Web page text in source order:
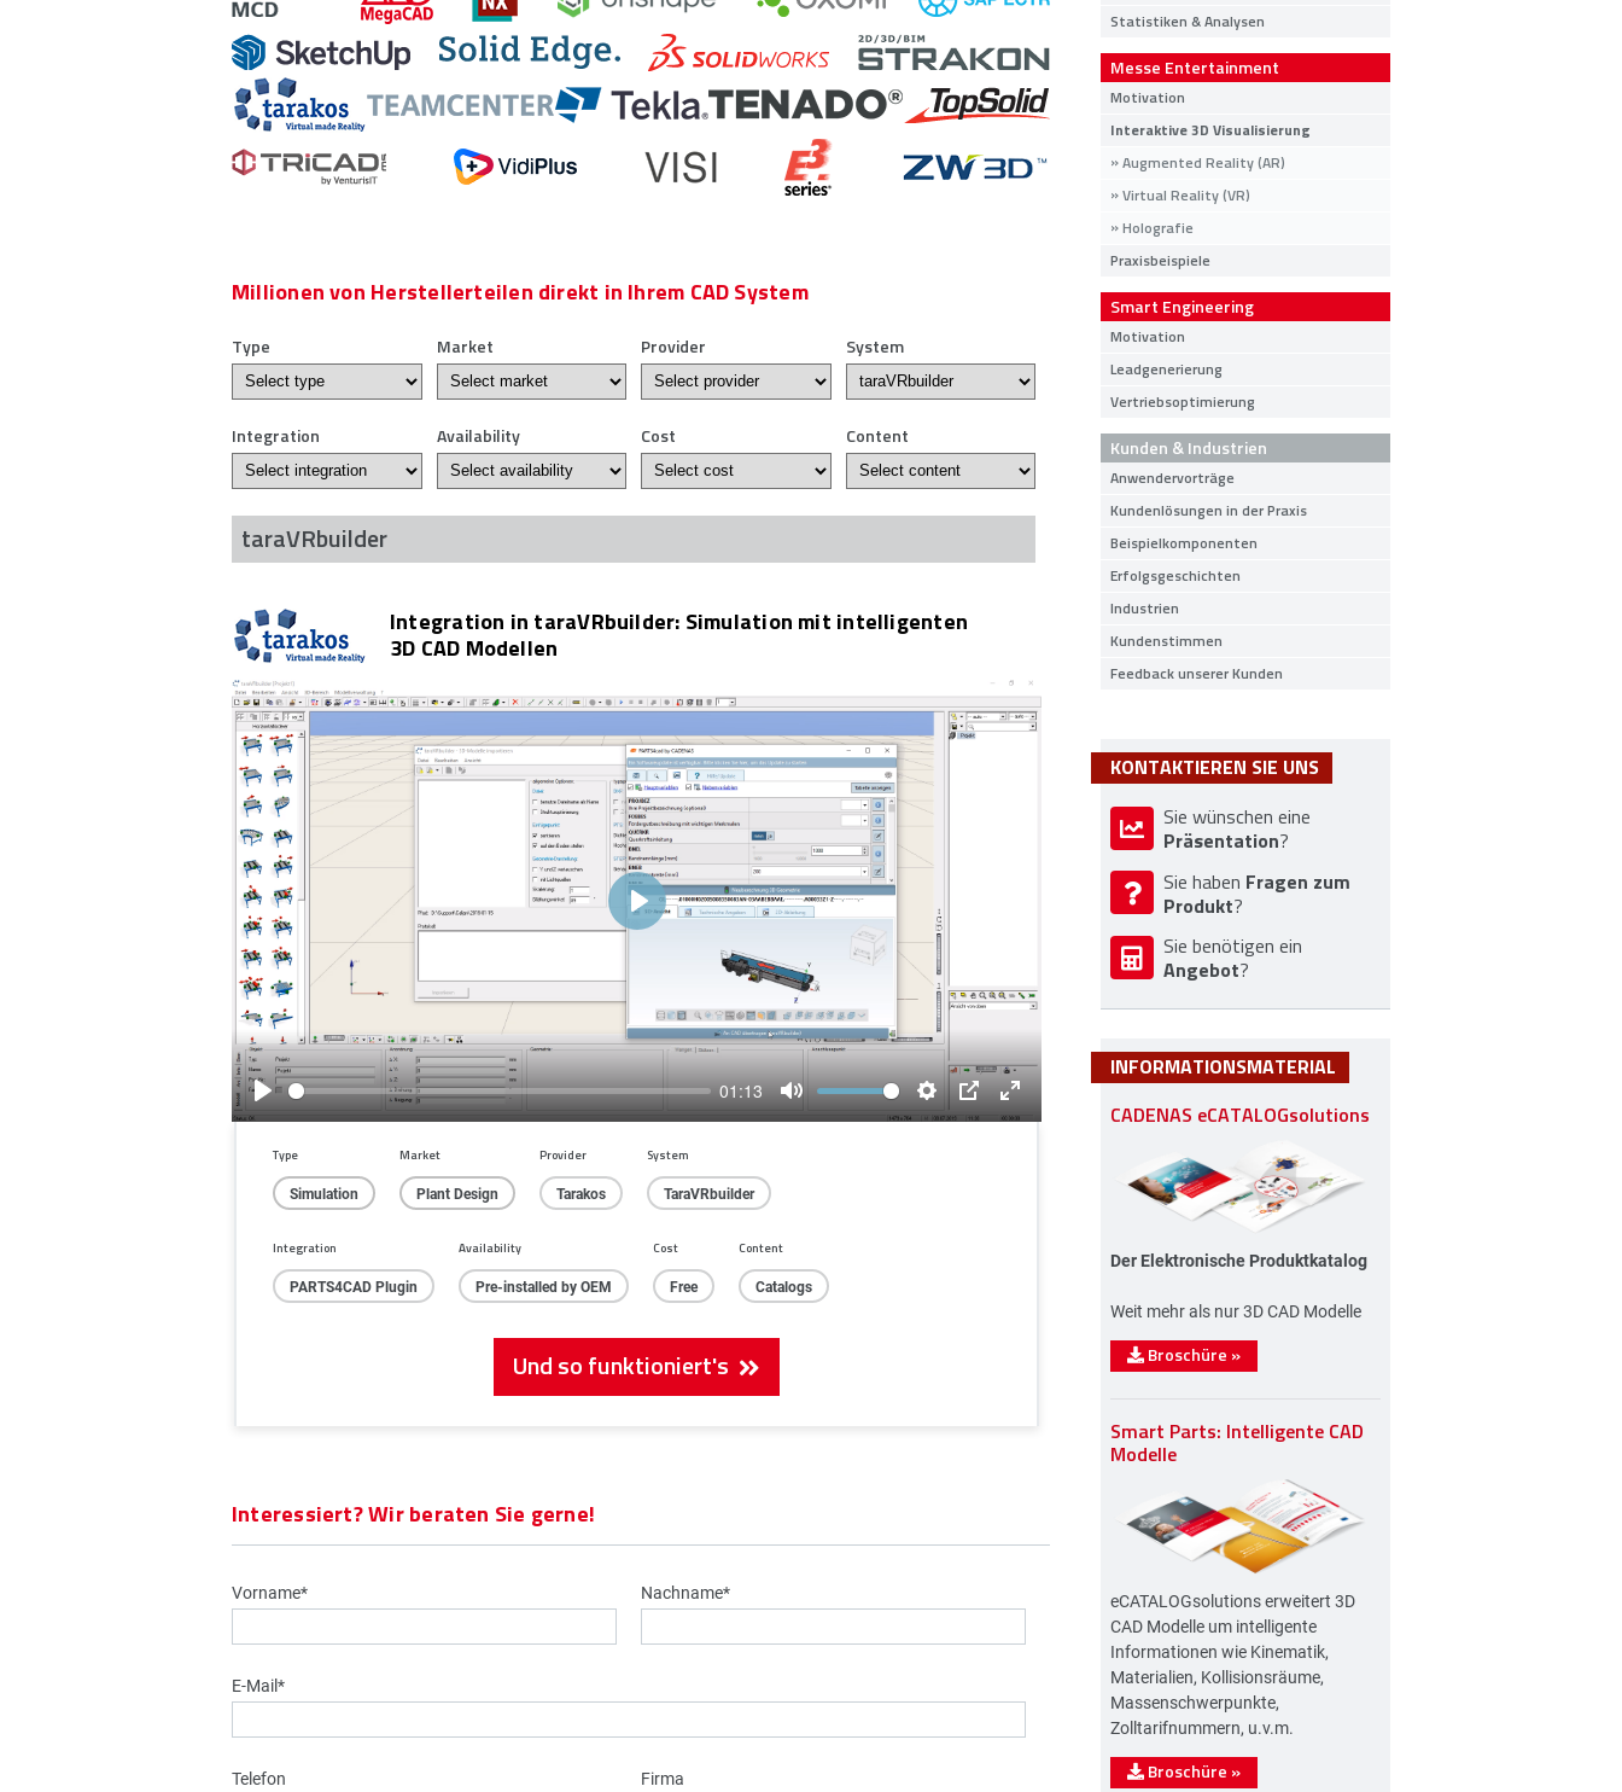
Millionen von Herstellerteilen direkt in Ihrem CAD System
Type Market Provider System
Integration Availability Cost Content
taraVRbuilder
Integration in taraVRbuilder: Simulation mit intelligenten
3D CAD Modellen
Play
01:13
Mute
Settings
PIP
Enter
Play
Type
Simulation
Market
Plant Design
Provider
Tarakos
System
TaraVRbuilder
Integration
PARTS4CAD Plugin
Availability
Pre-installed by OEM
Cost
Free
Content
Catalogs
Und so funktioniert's
Interessiert? Wir beraten Sie gerne!
Vorname* Nachname*
E-Mail*
Telefon Firma
Statistiken & Analysen
Messe Entertainment
Motivation
Interaktive 3D Visualisierung
Augmented Reality (AR)
Virtual Reality (VR)
Holografie
Praxisbeispiele
Smart Engineering
Motivation
Leadgenerierung
Vertriebsoptimierung
Kunden & Industrien
Anwendervorträge
Kundenlösungen in der Praxis
Beispielkomponenten
Erfolgsgeschichten
Industrien
Kundenstimmen
Feedback unserer Kunden
KONTAKTIEREN SIE UNS
Sie wünschen eine
Präsentation?
Sie haben Fragen zum
Produkt?
Sie benötigen ein
Angebot?
INFORMATIONSMATERIAL
CADENAS eCATALOGsolutions
Der Elektronische Produktkatalog
Weit mehr als nur 3D CAD Modelle
Broschüre »
Smart Parts: Intelligente CAD
Modelle
eCATALOGsolutions erweitert 3D
CAD Modelle um intelligente
Informationen wie Kinematik,
Materialien, Kollisionsräume,
Massenschwerpunkte,
Zolltarifnummern, u.v.m.
Broschüre »